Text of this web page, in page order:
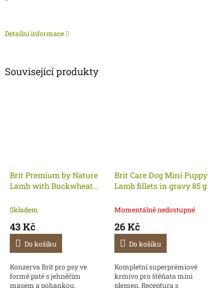
Detailní informace
Související produkty
Brit Premium by Nature
Lamb with Buckwheat
Skladem
43 Kč
Do košíku
Konzerva Brit pro psy ve
formě paté s jehněčím
masem a pohankou.
Brit Care Dog Mini Puppy
Lamb fillets in gravy 85 g
Momentálně nedostupné
26 Kč
Do košíku
Kompletní superprémiové
krmivo pro štěňata mini
plemen. Receptura s